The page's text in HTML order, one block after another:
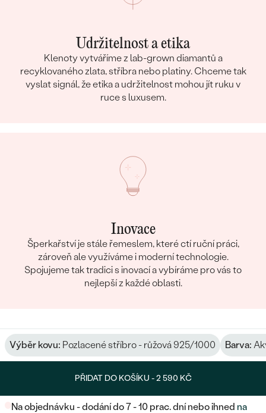
Udržitelnost a etika
Klenoty vytváříme z lab-grown diamantů a
recyklovaného zlata, stříbra nebo platiny. Chceme tak
vyslat signál, že etika a udržitelnost mohou jít ruku v
ruce s luxusem.
Inovace
Šperkařství je stále řemeslem, které ctí ruční práci,
zároveň ale využíváme i moderní technologie.
Spojujeme tak tradici s inovací a vybíráme pro vás to
nejlepší z každé oblasti.
Výběr kovu: Pozlacené stříbro - růžová 925/1000 Barva:
PŘIDAT DO KOŠÍKU -2 590 KČ
Na objednávku - dodání do 7 - 10 prac. dní nebo ihned na